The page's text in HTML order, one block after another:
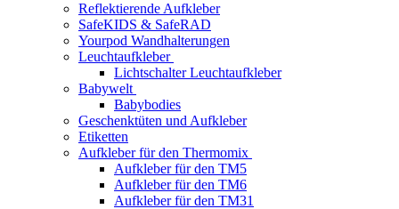
Reflektierende Aufkleber
SafeKIDS & SafeRAD
Yourpod Wandhalterungen
Leuchtaufkleber
Lichtschalter Leuchtaufkleber
Babywelt
Babybodies
Geschenktüten und Aufkleber
Etiketten
Aufkleber für den Thermomix
Aufkleber für den TM5
Aufkleber für den TM6
Aufkleber für den TM31